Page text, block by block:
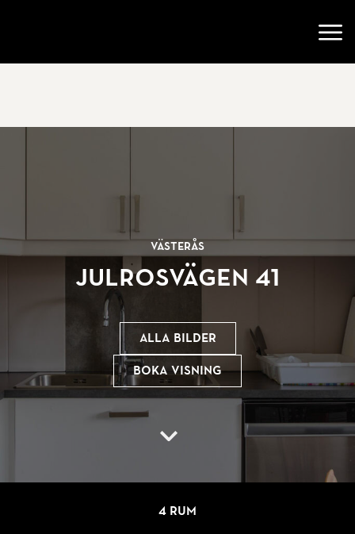
Västerås
Julrosvägen 41
Alla bilder
Boka visning
4 rum